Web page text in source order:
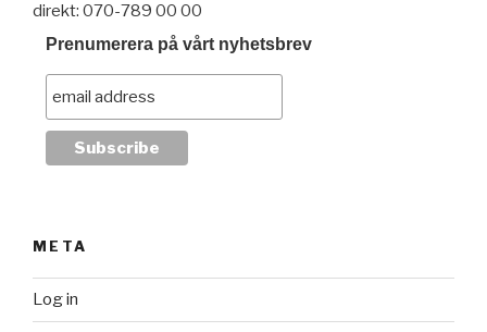
direkt: 070-789 00 00
Prenumerera på vårt nyhetsbrev
META
Log in